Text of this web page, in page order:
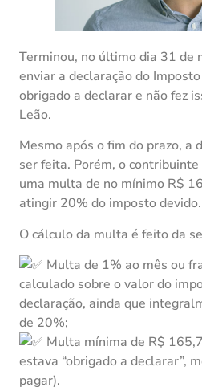
Terminou, no último dia 31 de
enviar a declaração do
obrigado a declarar e não fez
Leão.
Mesmo após o fim do prazo, a
ser feita. Porém, o
uma multa de no mínimo R$
atingir 20% do imposto devido.
O cálculo da multa é feito da
Multa de 1% ao mês ou
calculado sobre o valor do
declaração, ainda que
de 20%;
Multa mínima de R$
estava “obrigado a declarar”,
pagar).